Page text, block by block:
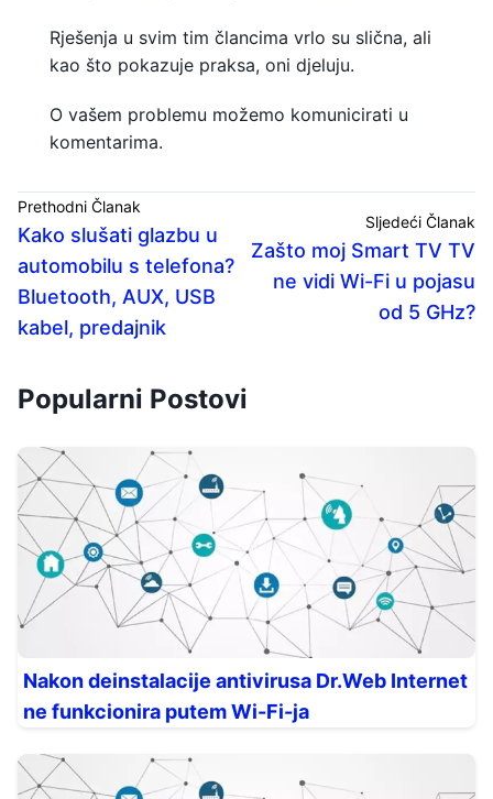
Rješenja u svim tim člancima vrlo su slična, ali
kao što pokazuje praksa, oni djeluju.
O vašem problemu možemo komunicirati u
komentarima.
Prethodni Članak
Kako slušati glazbu u
automobilu s telefona?
Bluetooth, AUX, USB
kabel, predajnik
Sljedeći Članak
Zašto moj Smart TV TV
ne vidi Wi-Fi u pojasu
od 5 GHz?
Popularni Postovi
Nakon deinstalacije antivirusa Dr.Web Internet
ne funkcionira putem Wi-Fi-ja